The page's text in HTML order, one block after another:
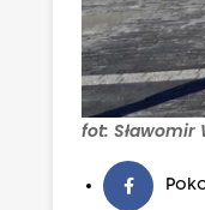
fot: Sławomir